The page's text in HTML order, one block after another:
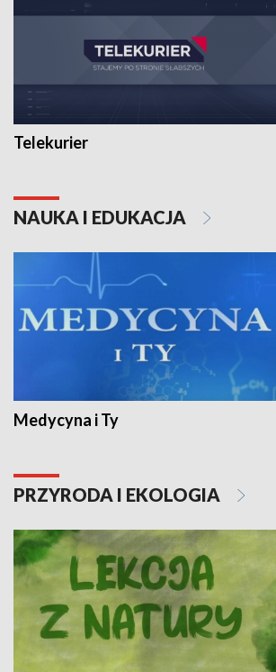
Telekurier
NAUKA I EDUKACJA
Medycyna i Ty
PRZYRODA I EKOLOGIA